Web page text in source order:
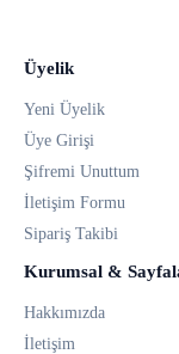
Üyelik
Yeni Üyelik
Üye Girişi
Şifremi Unuttum
İletişim Formu
Sipariş Takibi
Kurumsal &
Hakkımızda
İletişim